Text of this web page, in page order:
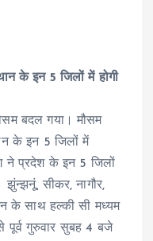
के इन 5 जिलों में होगी
बदल गया। मौसम
के इन 5 जिलों में
ने प्रदेश के इन 5 जिलों
सीकर, नागौर,
के साथ हल्की सी मध्यम
पूर्व गुरुवार सुबह 4 बजे